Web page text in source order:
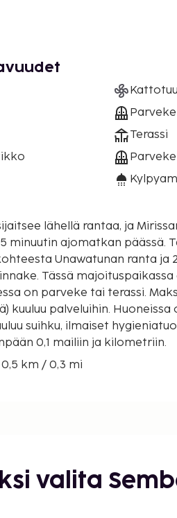
Parveke
Terassi
lähellä rantaa, ja
ajomatkan päässä. Tämä majatalo sijaitsee
Unawatunan ranta ja
Tässä
on parveke tai terassi.
kuuluu palveluihin. Huoneissa
suihku, ilmaiset
0,1 mailiin ja kilometriin.
km / 0,3 mi
temppeli - 7,2 km / 4,4 mi
valita